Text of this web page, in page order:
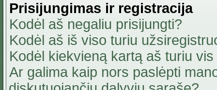
Prisijungimas ir registracija
Kodėl aš negaliu prisijungti?
Kodėl aš iš viso turiu
Kodėl kiekvieną kartą aš turiu
Ar galima kaip nors paslėpti